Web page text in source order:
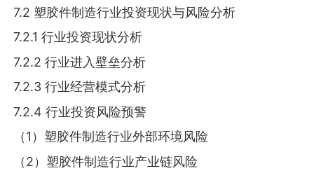
7.2 塑胶件制造行业投资现状与风险分析
7.2.1 行业投资现状分析
7.2.2 行业进入壁垒分析
7.2.3 行业经营模式分析
7.2.4 行业投资风险预警
（1）塑胶件制造行业外部环境风险
（2）塑胶件制造行业产业链风险